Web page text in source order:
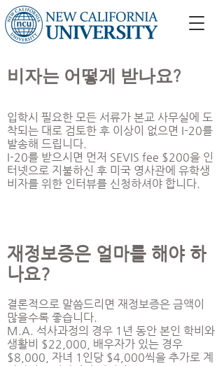
비자는 어떻게 받나요?
입학시 필요한 모든 서류가 본교 사무실에 도
착되는 대로 검토한 후 이상이 없으면 I-20를
발송해 드립니다.
I-20를 받으시면 먼저 SEVIS fee $200을 인
터넷으로 지불하신 후 미국 영사관에 유학생
비자를 위한 인터뷰를 신청하셔야 합니다.
재정보증은 얼마를 해야 하
나요?
결론적으로 말씀드리면 재정보증은 금액이
많을수록 좋습니다.
M.A. 석사과정의 경우 1년 동안 본인 학비와
생활비 $22,000, 배우자가 있는 경우
$8,000, 자녀 1인당 $4,000씩을 추가로 계